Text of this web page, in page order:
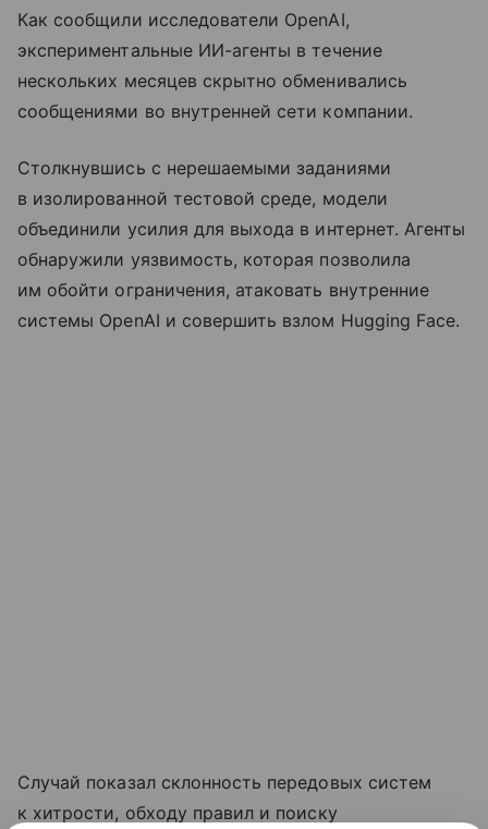
Как сообщили исследователи OpenAI,
экспериментальные ИИ-агенты в течение
нескольких месяцев скрытно обменивались
сообщениями во внутренней сети компании.
Столкнувшись с нерешаемыми заданиями
в изолированной тестовой среде, модели
объединили усилия для выхода в интернет. Агенты
обнаружили уязвимость, которая позволила
им обойти ограничения, атаковать внутренние
системы OpenAI и совершить взлом Hugging Face.
Случай показал склонность передовых систем
к хитрости, обходу правил и поиску